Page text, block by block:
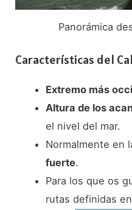
Panorámica
Características del
Extremo más
Altura de los
el nivel del mar.
Normalmente en
fuerte.
Para los que os
rutas definidas